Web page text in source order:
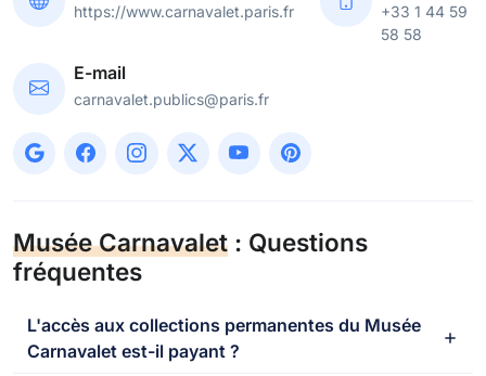
https://www.carnavalet.paris.fr
+33 1 44 59
58 58
E-mail
carnavalet.publics@paris.fr
Musée Carnavalet : Questions
fréquentes
L'accès aux collections permanentes du Musée
Carnavalet est-il payant ?